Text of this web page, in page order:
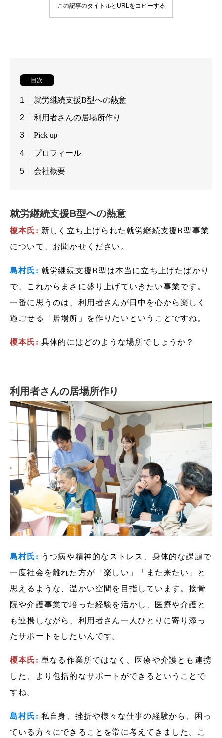
この記事のタイトルとURLをコピーする
目次
就労継続支援B型への熱意
利用者さんの居場所作り
Pick up
プロフィール
会社概要
就労継続支援B型への熱意
榎本氏: 新しく立ち上げられた就労継続支援B型事業
について、お聞かせください。
島村氏: 就労継続支援B型は本当に立ち上げたばかり
で、これからまさに盛り上げていきたい事業です。
一番に思うのは、利用者さんが日中を心から楽しく
過ごせる「居場所」を作りたいということですね。
榎本氏: 具体的にはどのような場所でしょうか？
利用者さんの居場所作り
島村氏: うつ病や精神的なストレス、身体的な課題で
一度社会を離れた方が「楽しい」「また来たい」と
思えるような、温かい空間を目指しています。接骨
院や介護事業で培った経験を活かし、医療や介護と
も連携しながら、利用者さん一人ひとりに寄り添っ
たサポートをしたいんです。
榎本氏: 単なる作業所ではなく、医療や介護とも連携
した、より包括的なサポートができるということで
すね。
島村氏: 私自身、挫折や様々な仕事の経験から、困っ
ている方々にできることを常に考えてきました。こ